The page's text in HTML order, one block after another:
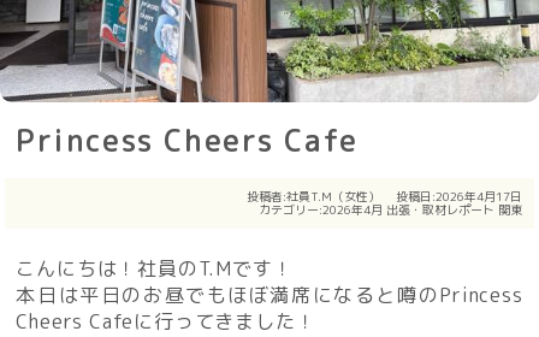
Princess Cheers Cafe
投稿者:社員T.M（女性） 投稿日:2026年4月17日
カテゴリー:2026年4月 出張・取材レポート 関東
こんにちは！社員のT.Mです！
本日は平日のお昼でもほぼ満席になると噂のPrincess
Cheers Cafeに行ってきました！